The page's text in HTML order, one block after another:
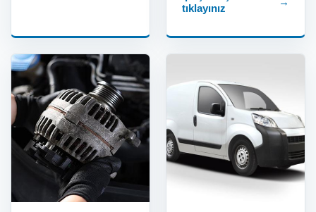
tıklayınız